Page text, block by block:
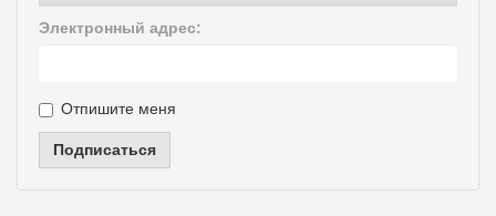
Электронный адрес:
Отпишите меня
Подписаться